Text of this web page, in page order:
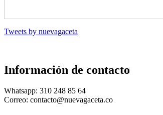
Tweets by nuevagaceta
Información de contacto
Whatsapp: 310 248 85 64
Correo: contacto@nuevagaceta.co